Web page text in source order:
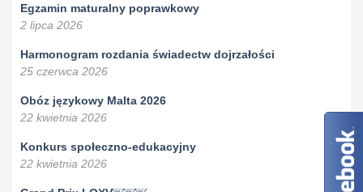
Egzamin maturalny poprawkowy
2 lipca 2026
Harmonogram rozdania świadectw dojrzałości
25 czerwca 2026
Obóz językowy Malta 2026
22 kwietnia 2026
Konkurs społeczno-edukacyjny
22 kwietnia 2026